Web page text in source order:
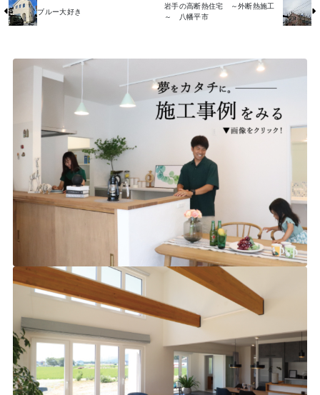
ブルー大好き
岩手の高断熱住宅 ～外断熱施工
～ 八幡平市